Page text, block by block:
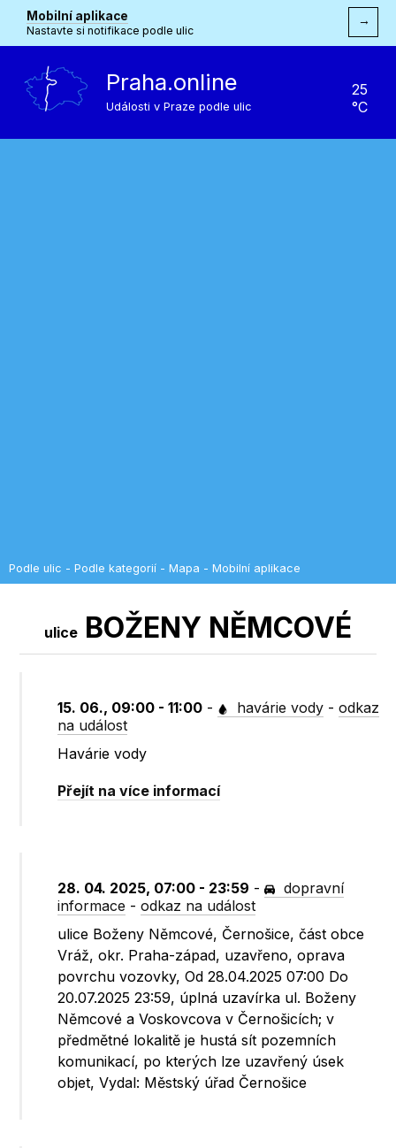
Mobilní aplikace
Nastavte si notifikace podle ulic
→
Praha.online
Události v Praze podle ulic
25
°C
Podle ulic - Podle kategorií - Mapa - Mobilní aplikace
ulice BOŽENY NĚMCOVÉ
15. 06., 09:00 - 11:00 - havárie vody -odkaz
na událost
Havárie vody
Přejít na více informací
28. 04. 2025, 07:00 - 23:59 -
dopravní
informace -odkaz na událost
ulice Boženy Němcové, Černošice, část obce
Vráž, okr. Praha-západ, uzavřeno, oprava
povrchu vozovky, Od 28.04.2025 07:00 Do
20.07.2025 23:59, úplná uzavírka ul. Boženy
Němcové a Voskovcova v Černošicích; v
předmětné lokalitě je hustá sít pozemních
komunikací, po kterých lze uzavřený úsek
objet, Vydal: Městský úřad Černošice